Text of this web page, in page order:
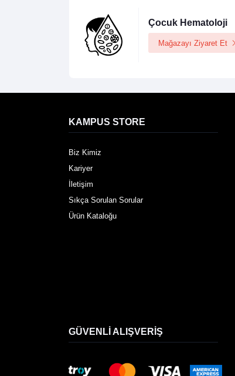
Çocuk Hematoloji
Mağazayı Ziyaret Et
KAMPUS STORE
Biz Kimiz
Kariyer
İletişim
Sıkça Sorulan Sorular
Ürün Kataloğu
GÜVENLI ALIŞVERIŞ